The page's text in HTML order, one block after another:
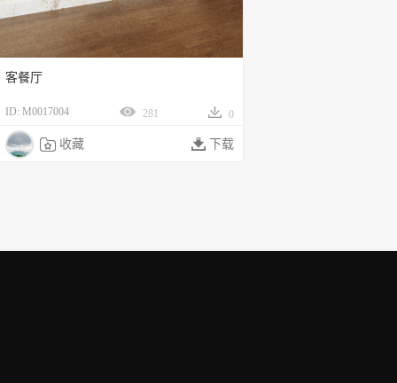
客餐厅
ID: M0017004 281 0
 收藏  下载